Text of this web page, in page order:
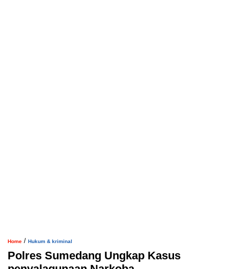
Home / Hukum & kriminal
Polres Sumedang Ungkap Kasus